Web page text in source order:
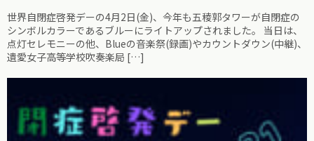
世界自閉症啓発デーの4月2日(金)、今年も五稜郭タワーが自閉症の
シンボルカラーであるブルーにライトアップされました。 当日は、
点灯セレモニーの他、Blueの音楽祭(録画)やカウントダウン(中継)、
遺愛女子高等学校吹奏楽局 […]